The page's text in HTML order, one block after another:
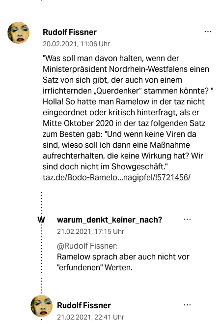
Rudolf Fissner
20.02.2021, 11:06 Uhr
"Was soll man davon halten, wenn der
Ministerpräsident Nordrhein-Westfalens einen
Satz von sich gibt, der auch von einem
irrlichternden „Querdenker“ stammen könnte? "
Holla! So hatte man Ramelow in der taz nicht
eingeordnet oder kritisch hinterfragt, als er
Mitte Oktober 2020 in der taz folgenden Satz
zum Besten gab: "Und wenn keine Viren da
sind, wieso soll ich dann eine Maßnahme
aufrechterhalten, die keine Wirkung hat? Wir
sind doch nicht im Showgeschäft."
taz.de/Bodo-Ramelo...nagipfel/!5721456/
W warum_denkt_keiner_nach?
21.02.2021, 17:15 Uhr
@Rudolf Fissner:
Ramelow sprach aber auch nicht vor
"erfundenen" Werten.
Rudolf Fissner
21.02.2021, 22:41 Uhr